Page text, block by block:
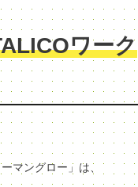
ワーク
マングロー」は、